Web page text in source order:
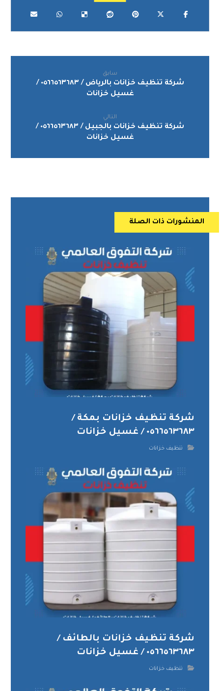
سابق
شركة تنظيف خزانات بالرياض / ٠٥٦٦٥٦٣٦٨٣ /
غسيل خزانات
التالي
شركة تنظيف خزانات بالجبيل / ٠٥٦٦٥٦٣٦٨٣ /
غسيل خزانات
المنشورات ذات الصلة
شركة تنظيف خزانات بمكة /
٠٥٦٦٥٦٣٦٨٣ / غسيل خزانات
تنظيف خزانات
شركة تنظيف خزانات بالطائف /
٠٥٦٦٥٦٣٦٨٣ / غسيل خزانات
تنظيف خزانات